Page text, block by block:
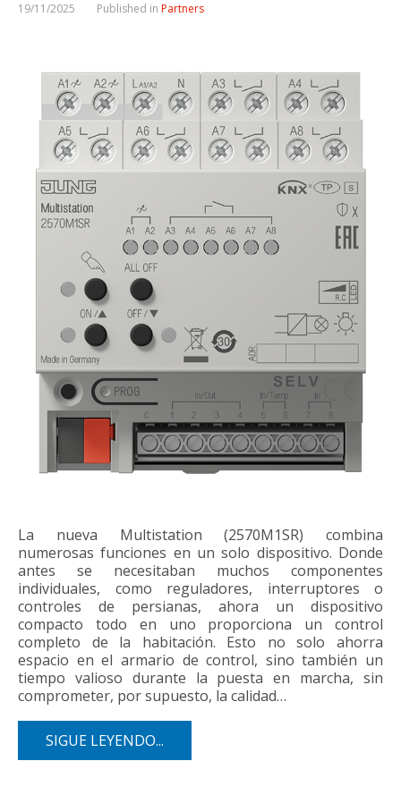
19/11/2025 Published in Partners
La nueva Multistation (2570M1SR) combina
numerosas funciones en un solo dispositivo. Donde
antes se necesitaban muchos componentes
individuales, como reguladores, interruptores o
controles de persianas, ahora un dispositivo
compacto todo en uno proporciona un control
completo de la habitación. Esto no solo ahorra
espacio en el armario de control, sino también un
tiempo valioso durante la puesta en marcha, sin
comprometer, por supuesto, la calidad…
SIGUE LEYENDO...